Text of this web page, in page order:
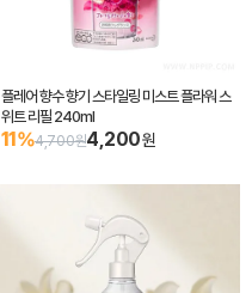
플레어 향수 향기 스타일링 미스트 플라워 스
위트 리필 240ml
11%4,700원4,200원